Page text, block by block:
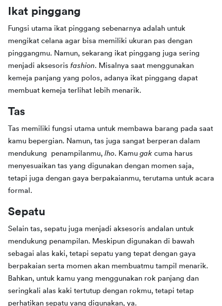
Ikat pinggang
Fungsi utama ikat pinggang sebenarnya adalah untuk
mengikat celana agar bisa memiliki ukuran pas dengan
pinggangmu. Namun, sekarang ikat pinggang juga sering
menjadi aksesoris fashion. Misalnya saat menggunakan
kemeja panjang yang polos, adanya ikat pinggang dapat
membuat kemeja terlihat lebih menarik.
Tas
Tas memiliki fungsi utama untuk membawa barang pada saat
kamu bepergian. Namun, tas juga sangat berperan dalam
mendukung  penampilanmu, lho. Kamu gak cuma harus
menyesuaikan tas yang digunakan dengan momen saja,
tetapi juga dengan gaya berpakaianmu, terutama untuk acara
formal.
Sepatu
Selain tas, sepatu juga menjadi aksesoris andalan untuk
mendukung penampilan. Meskipun digunakan di bawah
sebagai alas kaki, tetapi sepatu yang tepat dengan gaya
berpakaian serta momen akan membuatmu tampil menarik.
Bahkan, untuk kamu yang menggunakan rok panjang dan
seringkali alas kaki tertutup dengan rokmu, tetapi tetap
perhatikan sepatu yang digunakan, ya.